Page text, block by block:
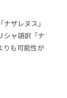
ザレヌス」
シャ語訳「ナ
りも可能性が